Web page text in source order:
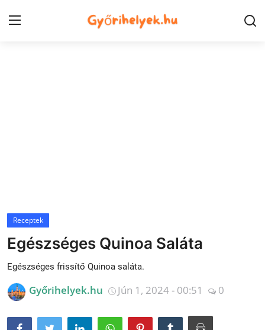
Receptek
Receptek
Egészséges Quinoa Saláta
Egészséges frissítő Quinoa saláta.
Győrihelyek.hu Jún 1, 2024 - 00:51 0